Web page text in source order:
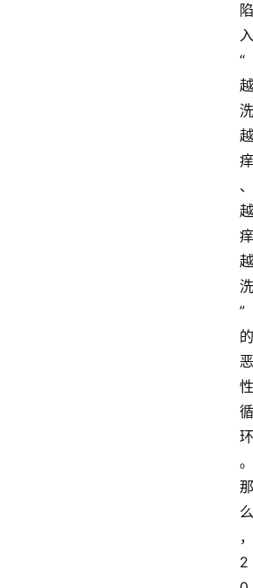
陷
入
“
越
洗
越
痒
、
越
痒
越
洗
”
的
恶
性
循
环
。
那
么
，
2